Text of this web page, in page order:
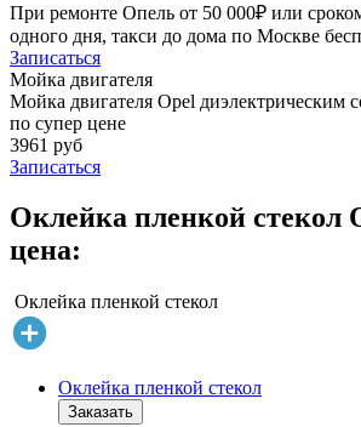
При ремонте Опель от 50 000₽ или
одного дня, такси до дома по Москве
Записаться
Мойка двигателя
Мойка двигателя Opel диэлектрическим
по супер цене
3961 руб
Записаться
Оклейка пленкой стекол
цена:
Оклейка пленкой стекол
Оклейка пленкой стекол
Заказать